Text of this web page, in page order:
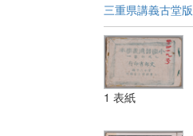
三重県講義古堂版
1 表紙